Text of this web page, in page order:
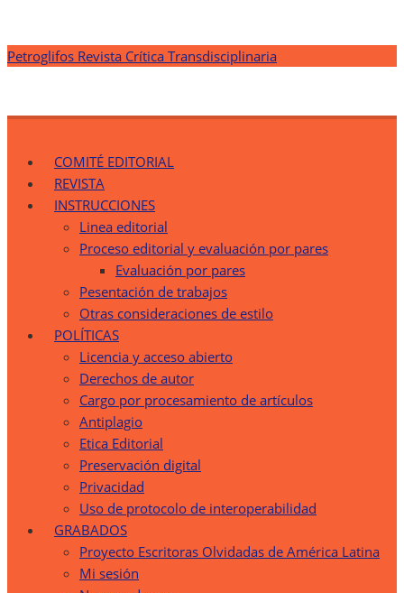
Saltar
Petroglifos Revista Crítica Transdisciplinaria
COMITÉ EDITORIAL
REVISTA
INSTRUCCIONES
Linea editorial
Proceso editorial y evaluación por pares
Evaluación por pares
Pesentación de trabajos
Otras consideraciones de estilo
POLÍTICAS
Licencia y acceso abierto
Derechos de autor
Cargo por procesamiento de artículos
Antiplagio
Etica Editorial
Preservación digital
Privacidad
Uso de protocolo de interoperabilidad
GRABADOS
Proyecto Escritoras Olvidadas de América Latina
Mi sesión